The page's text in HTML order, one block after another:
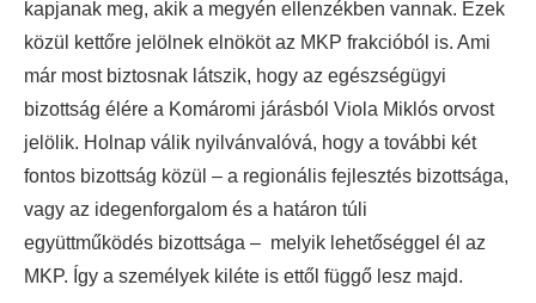
kapjanak meg, akik a megyén ellenzékben vannak. Ezek
közül kettőre jelölnek elnököt az MKP frakcióból is. Ami
már most biztosnak látszik, hogy az egészségügyi
bizottság élére a Komáromi járásból Viola Miklós orvost
jelölik. Holnap válik nyilvánvalóvá, hogy a további két
fontos bizottság közül – a regionális fejlesztés bizottsága,
vagy az idegenforgalom és a határon túli
együttműködés bizottsága – melyik lehetőséggel él az
MKP. Így a személyek kiléte is ettől függő lesz majd.